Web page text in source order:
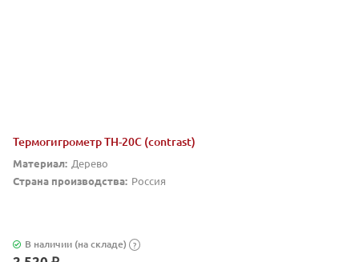
Термогигрометр TH-20С (contrast)
Материал: Дерево
Страна производства: Россия
В наличии (на складе) ?